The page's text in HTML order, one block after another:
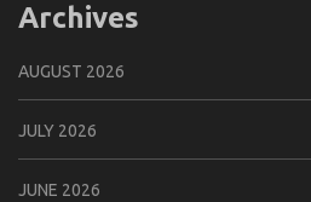
Archives
AUGUST 2026
JULY 2026
JUNE 2026